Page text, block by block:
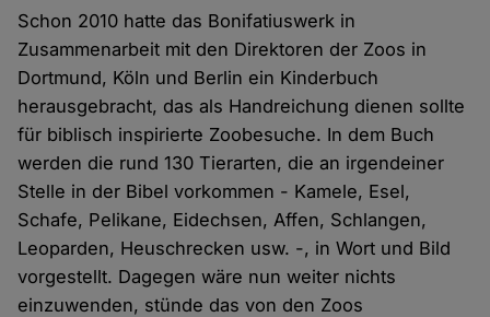
Schon 2010 hatte das Bonifatiuswerk in
Zusammenarbeit mit den Direktoren der Zoos in
Dortmund, Köln und Berlin ein Kinderbuch
herausgebracht, das als Handreichung dienen sollte
für biblisch inspirierte Zoobesuche. In dem Buch
werden die rund 130 Tierarten, die an irgendeiner
Stelle in der Bibel vorkommen - Kamele, Esel,
Schafe, Pelikane, Eidechsen, Affen, Schlangen,
Leoparden, Heuschrecken usw. -, in Wort und Bild
vorgestellt. Dagegen wäre nun weiter nichts
einzuwenden, stünde das von den Zoos